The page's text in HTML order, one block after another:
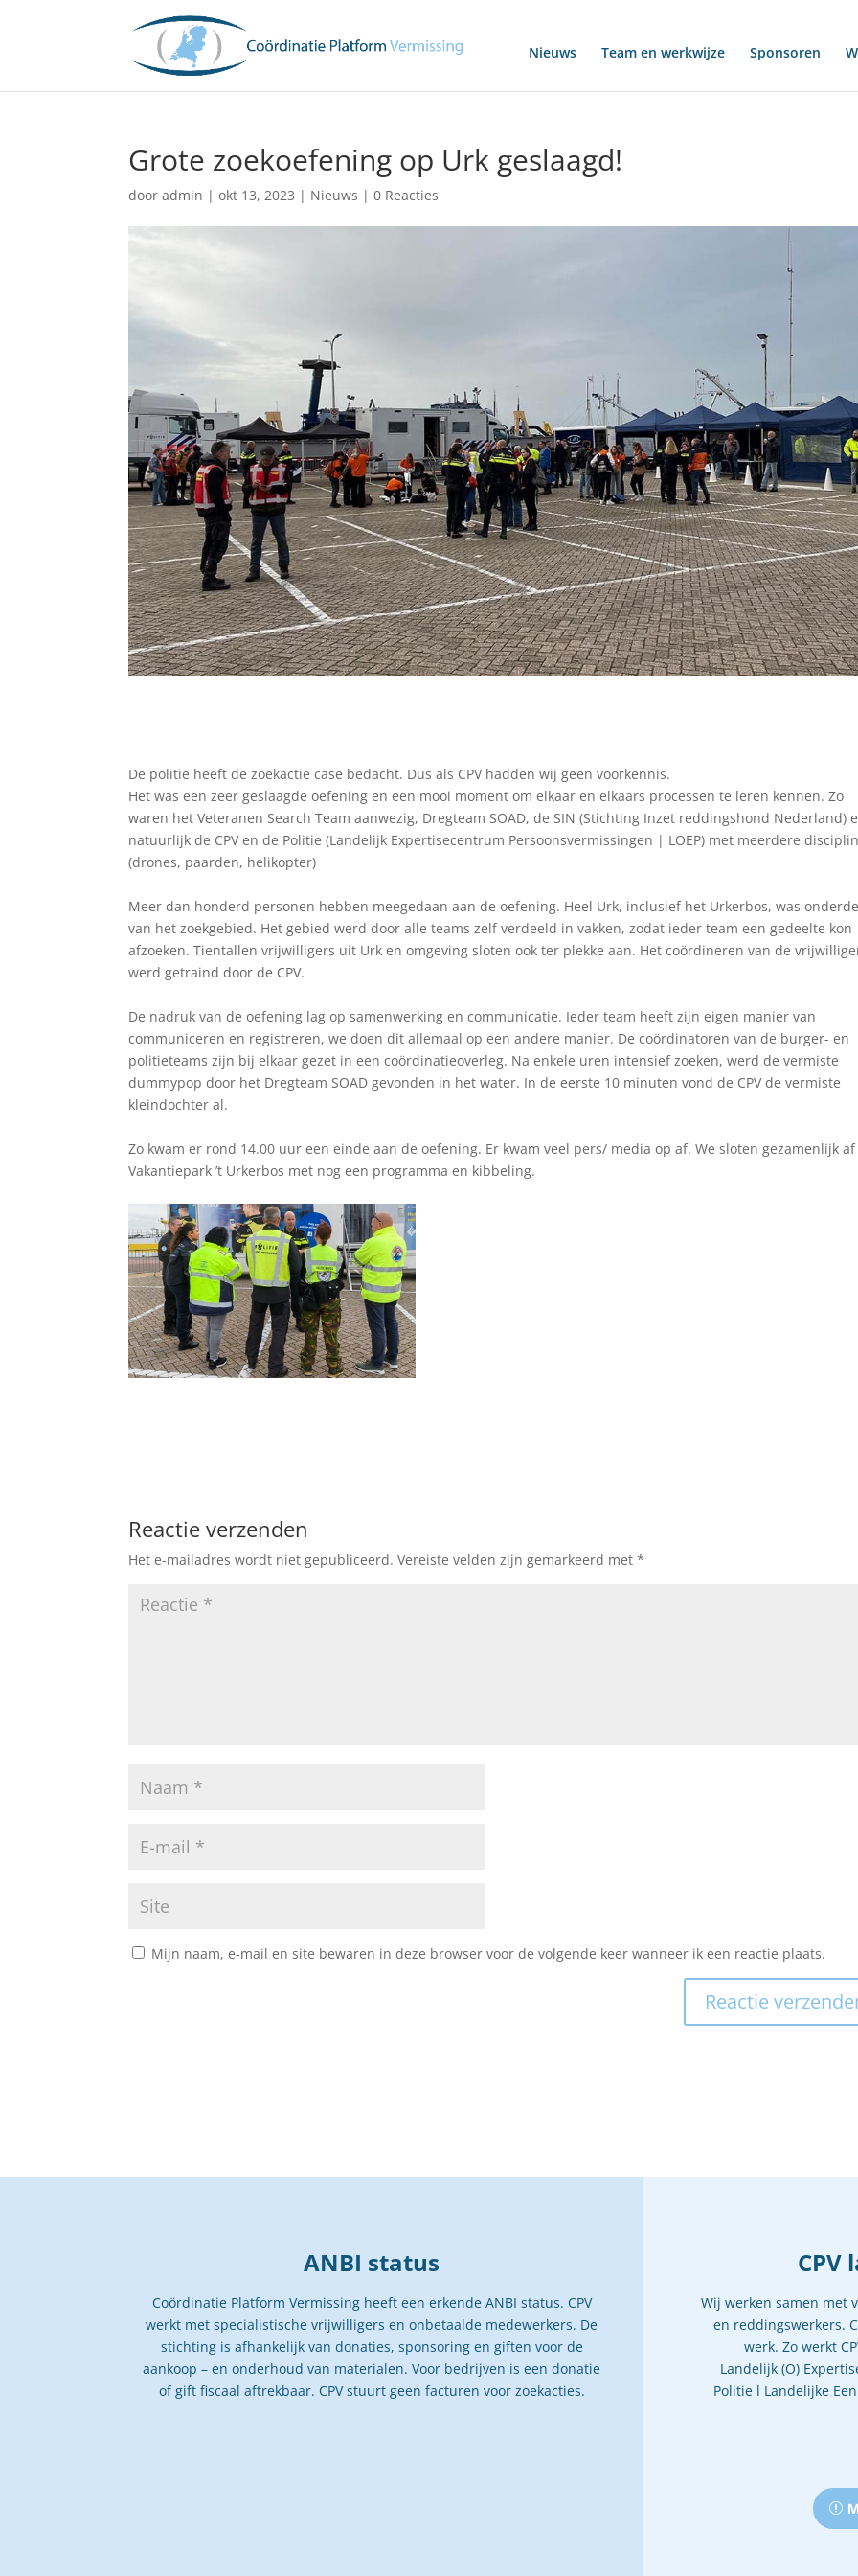
Nieuws Team en werkwijze Sponsoren
Grote zoekoefening op Urk geslaagd!
dooradmin |okt 13, 2023 | Nieuws |0 Reacties
De politie heeft de zoekactie case bedacht. Dus als CPV hadden wij geen voorkennis.
Het was een zeer geslaagde oefening en een mooi moment om elkaar en elkaars processen te leren kennen. Zo
waren het Veteranen Search Team aanwezig, Dregteam SOAD, de SIN (Stichting Inzet reddingshond Nederland)
natuurlijk de CPV en de Politie (Landelijk Expertisecentrum Persoonsvermissingen | LOEP) met meerdere
(drones, paarden, helikopter)
Meer dan honderd personen hebben meegedaan aan de oefening. Heel Urk, inclusief het Urkerbos, was
van het zoekgebied. Het gebied werd door alle teams zelf verdeeld in vakken, zodat ieder team een gedeelte kon
afzoeken. Tientallen vrijwilligers uit Urk en omgeving sloten ook ter plekke aan. Het coördineren van de
werd getraind door de CPV.
De nadruk van de oefening lag op samenwerking en communicatie. Ieder team heeft zijn eigen manier van
communiceren en registreren, we doen dit allemaal op een andere manier. De coördinatoren van de burger- en
politieteams zijn bij elkaar gezet in een coördinatieoverleg. Na enkele uren intensief zoeken, werd de vermiste
dummypop door het Dregteam SOAD gevonden in het water. In de eerste 10 minuten vond de CPV de vermiste
kleindochter al.
Zo kwam er rond 14.00 uur een einde aan de oefening. Er kwam veel pers/ media op af. We sloten gezamenlijk af
Vakantiepark ’t Urkerbos met nog een programma en kibbeling.
Reactie verzenden
Het e-mailadres wordt niet gepubliceerd. Vereiste velden zijn gemarkeerd met*
Mijn naam, e-mail en site bewaren in deze browser voor de volgende keer wanneer ik een reactie plaats.
ANBI status
Coördinatie Platform Vermissing heeft een erkende ANBI status. CPV
werkt met specialistische vrijwilligers en onbetaalde medewerkers. De
stichting is afhankelijk van donaties, sponsoring en giften voor de
aankoop – en onderhoud van materialen. Voor bedrijven is een donatie
of gift fiscaal aftrekbaar. CPV stuurt geen facturen voor zoekacties.
CPV
Wij werken samen met
en reddingswerkers.
werk. Zo werkt
Landelijk (O)
Politie l Landelijke